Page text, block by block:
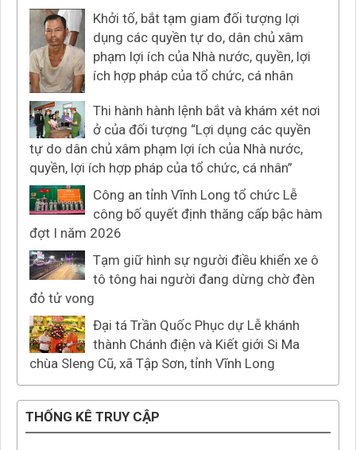
Khởi tố, bắt tạm giam đối tượng lợi
dụng các quyền tự do, dân chủ xâm
phạm lợi ích của Nhà nước, quyền, lợi
ích hợp pháp của tổ chức, cá nhân
Thi hành hành lệnh bắt và khám xét nơi
ở của đối tượng “Lợi dụng các quyền
tự do dân chủ xâm phạm lợi ích của Nhà nước,
quyền, lợi ích hợp pháp của tổ chức, cá nhân”
Công an tỉnh Vĩnh Long tổ chức Lễ
công bố quyết định thăng cấp bậc hàm
đợt I năm 2026
Tạm giữ hình sự người điều khiển xe ô
tô tông hai người đang dừng chờ đèn
đỏ tử vong
Đại tá Trần Quốc Phục dự Lễ khánh
thành Chánh điện và Kiết giới Si Ma
chùa Sleng Cũ, xã Tập Sơn, tỉnh Vĩnh Long
THỐNG KÊ TRUY CẬP